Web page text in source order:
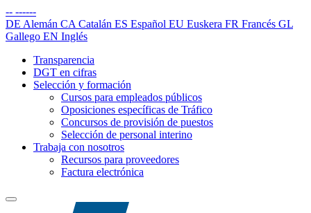
-- ------
DE Alemán CA Catalán ES Español EU Euskera FR Francés GL
Gallego EN Inglés
Transparencia
DGT en cifras
Selección y formación
Cursos para empleados públicos
Oposiciones específicas de Tráfico
Concursos de provisión de puestos
Selección de personal interino
Trabaja con nosotros
Recursos para proveedores
Factura electrónica